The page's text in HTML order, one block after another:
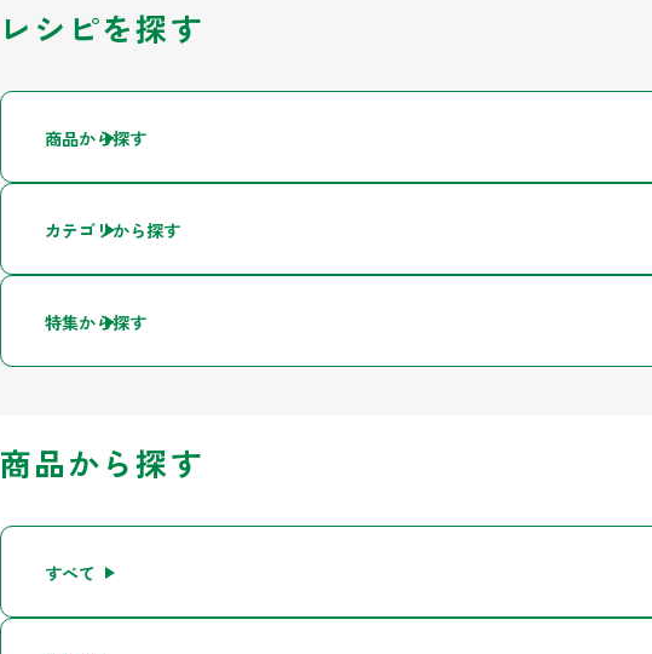
レシピを探す
商品から探す
カテゴリから探す
特集から探す
商品から探す
すべて